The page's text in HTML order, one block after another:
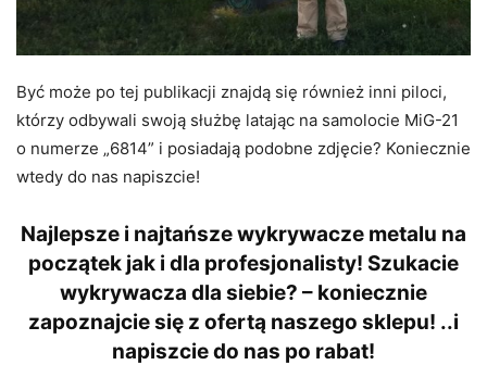
Być może po tej publikacji znajdą się również inni piloci,
którzy odbywali swoją służbę latając na samolocie MiG-21
o numerze „6814” i posiadają podobne zdjęcie? Koniecznie
wtedy do nas napiszcie!
Najlepsze i najtańsze wykrywacze metalu na
początek jak i dla profesjonalisty! Szukacie
wykrywacza dla siebie? – koniecznie
zapoznajcie się z ofertą naszego sklepu! ..i
napiszcie do nas po rabat!